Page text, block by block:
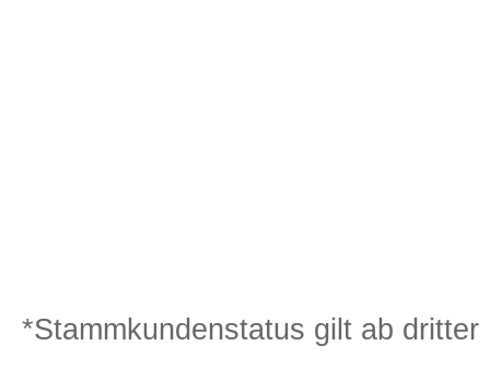
*Stammkundenstatus gilt ab dritter